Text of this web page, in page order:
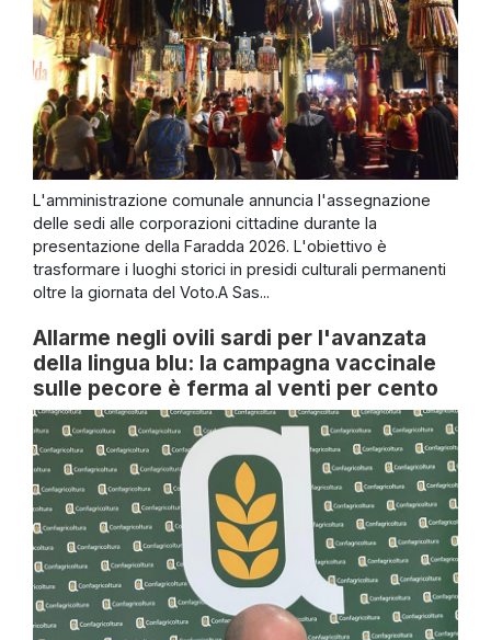
L'amministrazione comunale annuncia l'assegnazione
delle sedi alle corporazioni cittadine durante la
presentazione della Faradda 2026. L'obiettivo è
trasformare i luoghi storici in presidi culturali permanenti
oltre la giornata del Voto.A Sas...
Allarme negli ovili sardi per l'avanzata
della lingua blu: la campagna vaccinale
sulle pecore è ferma al venti per cento